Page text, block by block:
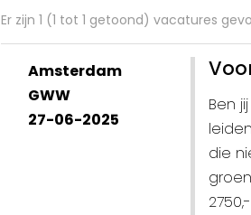
Er zijn 1 (1 tot 1 getoond) vacatures
Amsterdam
GWW
27-06-2025
Ben
die